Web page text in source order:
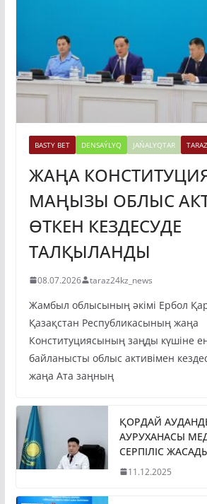
BASTY BET DENSAÝLYQ JAŃALYQTAR
ЖАҢА
МАҢЫЗЫ ОБЛЫС
ӨТКЕН КЕЗДЕСУДЕ
ТАЛҚЫЛАНДЫ
08.07.2026 taraz24kz_news
Жамбыл облысының әкімі Ербол
Қазақстан Республикасының жаңа
Конституциясының заңды күшіне
байланысты облыс активімен
жаңа Ата заңның
ҚОРДАЙ
АУРУХАНАСЫ
СЕРПІЛІС
11.12.2025